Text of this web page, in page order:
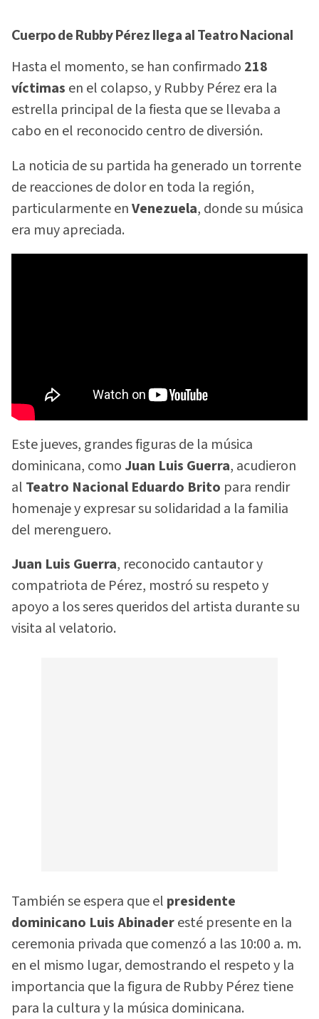
Cuerpo de Rubby Pérez llega al Teatro Nacional
Hasta el momento, se han confirmado 218
víctimas en el colapso, y Rubby Pérez era la
estrella principal de la fiesta que se llevaba a
cabo en el reconocido centro de diversión.
La noticia de su partida ha generado un torrente
de reacciones de dolor en toda la región,
particularmente enVenezuela, donde su música
era muy apreciada.
Este jueves, grandes figuras de la música
dominicana, comoJuan Luis Guerra, acudieron
al Teatro Nacional Eduardo Brito para rendir
homenaje y expresar su solidaridad a la familia
del merenguero.
Juan Luis Guerra, reconocido cantautor y
compatriota de Pérez, mostró su respeto y
apoyo a los seres queridos del artista durante su
visita al velatorio.
También se espera que el presidente
dominicano Luis Abinaderesté presente en la
ceremonia privada que comenzó a las 10:00 a. m.
en el mismo lugar, demostrando el respeto y la
importancia que la figura de Rubby Pérez tiene
para la cultura y la música dominicana.